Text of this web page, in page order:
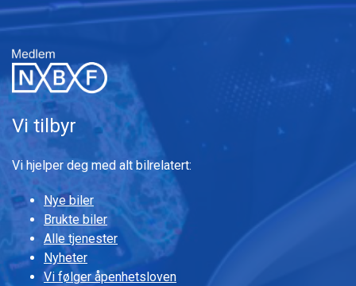
Vi tilbyr
Vi hjelper deg med alt bilrelatert:
Nye biler
Brukte biler
Alle tjenester
Nyheter
Vi følger åpenhetsloven